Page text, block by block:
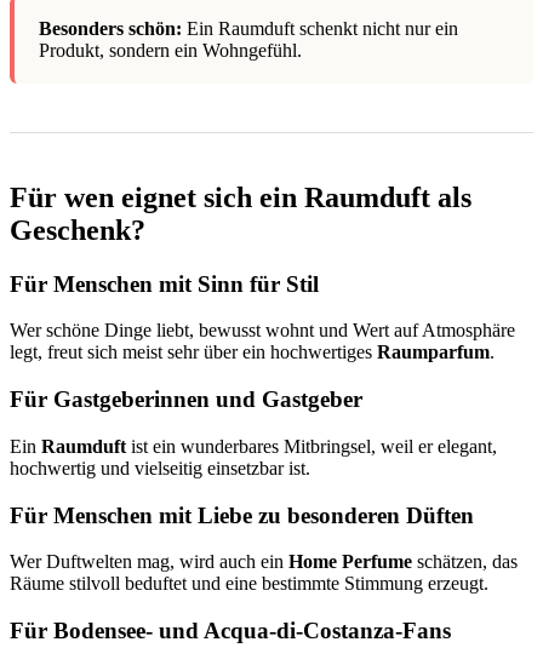
Besonders schön: Ein Raumduft schenkt nicht nur ein
Produkt, sondern ein Wohngefühl.
Für wen eignet sich ein Raumduft als
Geschenk?
Für Menschen mit Sinn für Stil
Wer schöne Dinge liebt, bewusst wohnt und Wert auf Atmosphäre
legt, freut sich meist sehr über ein hochwertiges Raumparfum.
Für Gastgeberinnen und Gastgeber
Ein Raumduft ist ein wunderbares Mitbringsel, weil er elegant,
hochwertig und vielseitig einsetzbar ist.
Für Menschen mit Liebe zu besonderen Düften
Wer Duftwelten mag, wird auch ein Home Perfume schätzen, das
Räume stilvoll beduftet und eine bestimmte Stimmung erzeugt.
Für Bodensee- und Acqua-di-Costanza-Fans